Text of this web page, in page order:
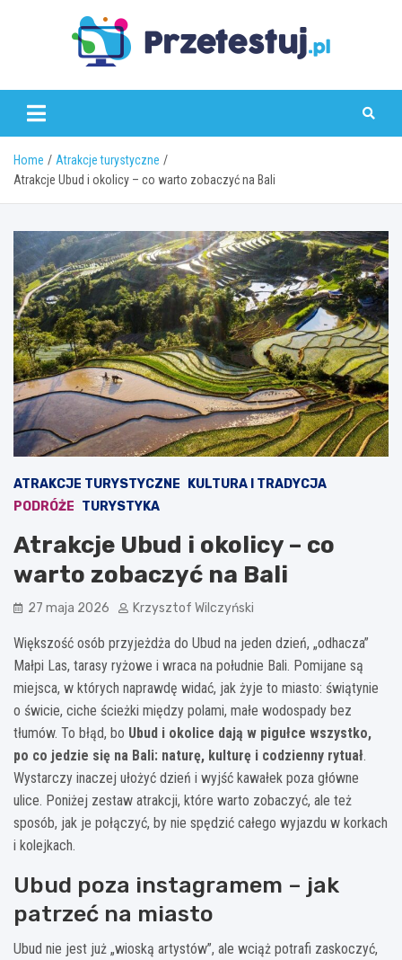
przetestuj.pl
Home
Atrakcje turystyczne
Atrakcje Ubud i okolicy – co warto zobaczyć na Bali
ATRAKCJE TURYSTYCZNE
KULTURA I TRADYCJA
PODRÓŻE TURYSTYKA
Atrakcje Ubud i okolicy – co
warto zobaczyć na Bali
27 maja 2026 Krzysztof Wilczyński
Większość osób przyjeżdża do Ubud na jeden dzień, „odhacza”
Małpi Las, tarasy ryżowe i wraca na południe Bali. Pomijane są
miejsca, w których naprawdę widać, jak żyje to miasto: świątynie
o świcie, ciche ścieżki między polami, małe wodospady bez
tłumów. To błąd, bo Ubud i okolice dają w pigułce wszystko,
po co jedzie się na Bali: naturę, kulturę i codzienny rytuał.
Wystarczy inaczej ułożyć dzień i wyjść kawałek poza główne
ulice. Poniżej zestaw atrakcji, które warto zobaczyć, ale też
sposób, jak je połączyć, by nie spędzić całego wyjazdu w korkach
i kolejkach.
Ubud poza instagramem – jak
patrzeć na miasto
Ubud nie jest już „wioską artystów”, ale wciąż potrafi zaskoczyć,